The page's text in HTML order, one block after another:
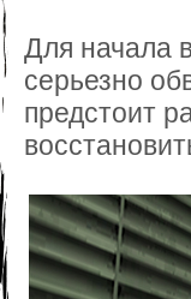
Для начала
серьезно
предстоит